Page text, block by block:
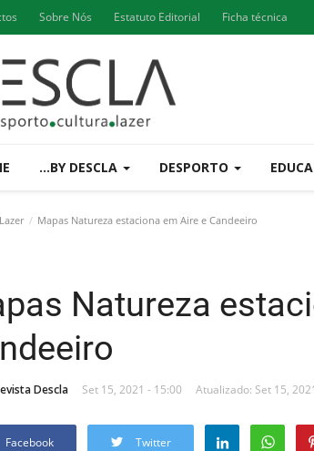
Sobre Nós Estatuto Editorial Ficha técnica
...BY DESCLA DESPORTO
Lazer Mapas Natureza estaciona em Aire e Candeeiro
Natureza
Descla Set 15, 2021 - 15:00 Atualizado: Set 15,
Facebook Twitter